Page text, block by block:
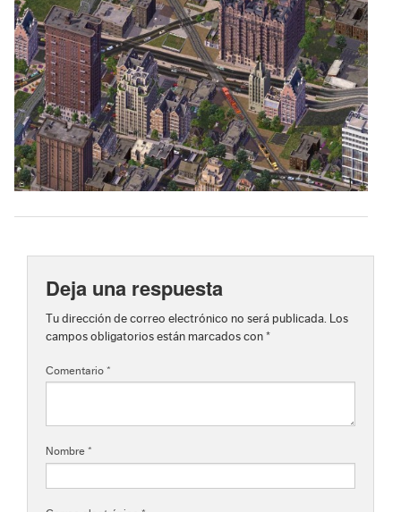
Deja una respuesta
Tu dirección de correo electrónico no será publicada.
Los
campos obligatorios están marcados con *
Comentario *
Nombre *